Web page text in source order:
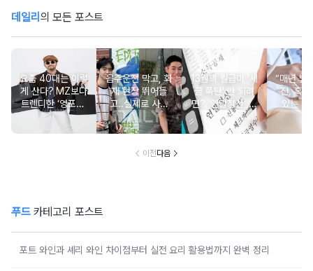
데일리 의 모든 포스트
요즘 40대는 이렇
게 산다? MZ보다
트렌디한 ‘영포티’
분석
음주운전 막고, 화
재 현장 뛰어들
고..실제로 사람
구한 연예인 10
13월의 월급이 '세
금 폭탄' 안 되려
면? '연말정산' 핵
심 꿀팁 A to Z
“매년 받
진, 혹시
있는 건
요?”
이전다음
푸드카테고리 포스트
포트 와인과 셰리 와인 차이점부터 실전 요리 활용법까지 완벽 정리